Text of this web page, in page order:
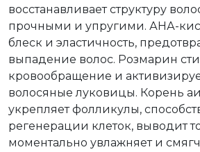
восстанавливает структуру
прочными и упругими. АНА-
блеск и эластичность,
выпадение волос. Розмарин
кровообращение и
волосяные луковицы. Корень
укрепляет фолликулы,
регенерации клеток, выводит
моментально увлажняет и